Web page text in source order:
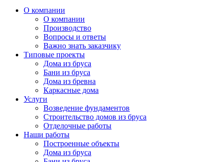
О компании
О компании
Производство
Вопросы и ответы
Важно знать заказчику
Типовые проекты
Дома из бруса
Бани из бруса
Дома из бревна
Каркасные дома
Услуги
Возведение фундаментов
Строительство домов из бруса
Отделочные работы
Наши работы
Построенные объекты
Дома из бруса